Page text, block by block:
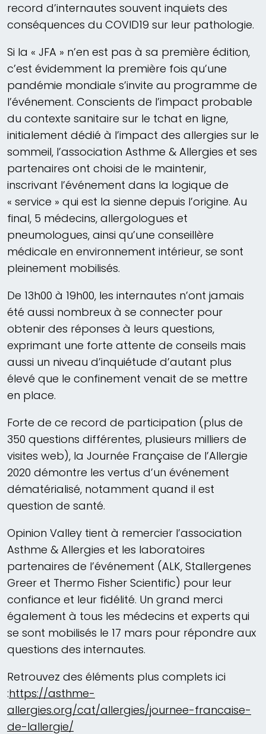
record d’internautes souvent inquiets des
conséquences du COVID19 sur leur pathologie.
Si la « JFA » n’en est pas à sa première édition,
c’est évidemment la première fois qu’une
pandémie mondiale s’invite au programme de
l’événement. Conscients de l’impact probable
du contexte sanitaire sur le tchat en ligne,
initialement dédié à l’impact des allergies sur le
sommeil, l’association Asthme & Allergies et ses
partenaires ont choisi de le maintenir,
inscrivant l’événement dans la logique de
« service » qui est la sienne depuis l’origine. Au
final, 5 médecins, allergologues et
pneumologues, ainsi qu’une conseillère
médicale en environnement intérieur, se sont
pleinement mobilisés.
De 13h00 à 19h00, les internautes n’ont jamais
été aussi nombreux à se connecter pour
obtenir des réponses à leurs questions,
exprimant une forte attente de conseils mais
aussi un niveau d’inquiétude d’autant plus
élevé que le confinement venait de se mettre
en place.
Forte de ce record de participation (plus de
350 questions différentes, plusieurs milliers de
visites web), la Journée Française de l’Allergie
2020 démontre les vertus d’un événement
dématérialisé, notamment quand il est
question de santé.
Opinion Valley tient à remercier l’association
Asthme & Allergies et les laboratoires
partenaires de l’événement (ALK, Stallergenes
Greer et Thermo Fisher Scientific) pour leur
confiance et leur fidélité. Un grand merci
également à tous les médecins et experts qui
se sont mobilisés le 17 mars pour répondre aux
questions des internautes.
Retrouvez des éléments plus complets ici
:https://asthme-
allergies.org/cat/allergies/journee-francaise-
de-lallergie/